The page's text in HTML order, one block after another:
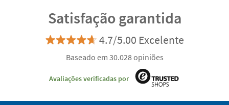
Satisfação garantida
4.7/5.00 Excelente
Baseado em 30.028 opiniões
Avaliações verificadas por